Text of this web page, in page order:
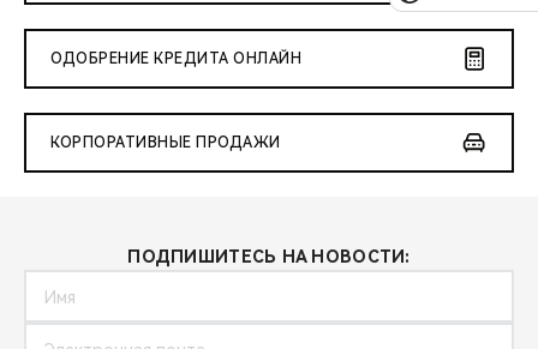
ОДОБРЕНИЕ КРЕДИТА ОНЛАЙН
КОРПОРАТИВНЫЕ ПРОДАЖИ
ПОДПИШИТЕСЬ НА НОВОСТИ: